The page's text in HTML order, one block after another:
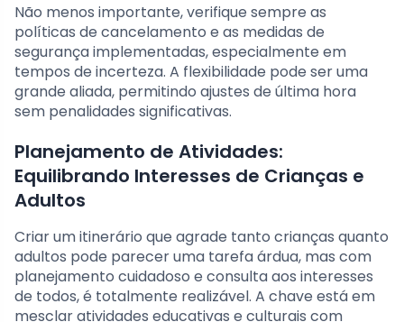
Não menos importante, verifique sempre as
políticas de cancelamento e as medidas de
segurança implementadas, especialmente em
tempos de incerteza. A flexibilidade pode ser uma
grande aliada, permitindo ajustes de última hora
sem penalidades significativas.
Planejamento de Atividades:
Equilibrando Interesses de Crianças e
Adultos
Criar um itinerário que agrade tanto crianças quanto
adultos pode parecer uma tarefa árdua, mas com
planejamento cuidadoso e consulta aos interesses
de todos, é totalmente realizável. A chave está em
mesclar atividades educativas e culturais com